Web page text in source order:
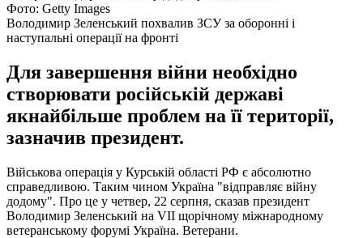
Фото: Getty Images
Володимир Зеленський похвалив ЗСУ за оборонні і
наступальні операції на фронті
Для завершення війни необхідно
створювати російській державі
якнайбільше проблем на її території,
зазначив президент.
Військова операція у Курській області РФ є абсолютно
справедливою. Таким чином Україна "відправляє війну
додому". Про це у четвер, 22 серпня, сказав президент
Володимир Зеленський на VII щорічному міжнародному
ветеранському форумі Україна. Ветерани.